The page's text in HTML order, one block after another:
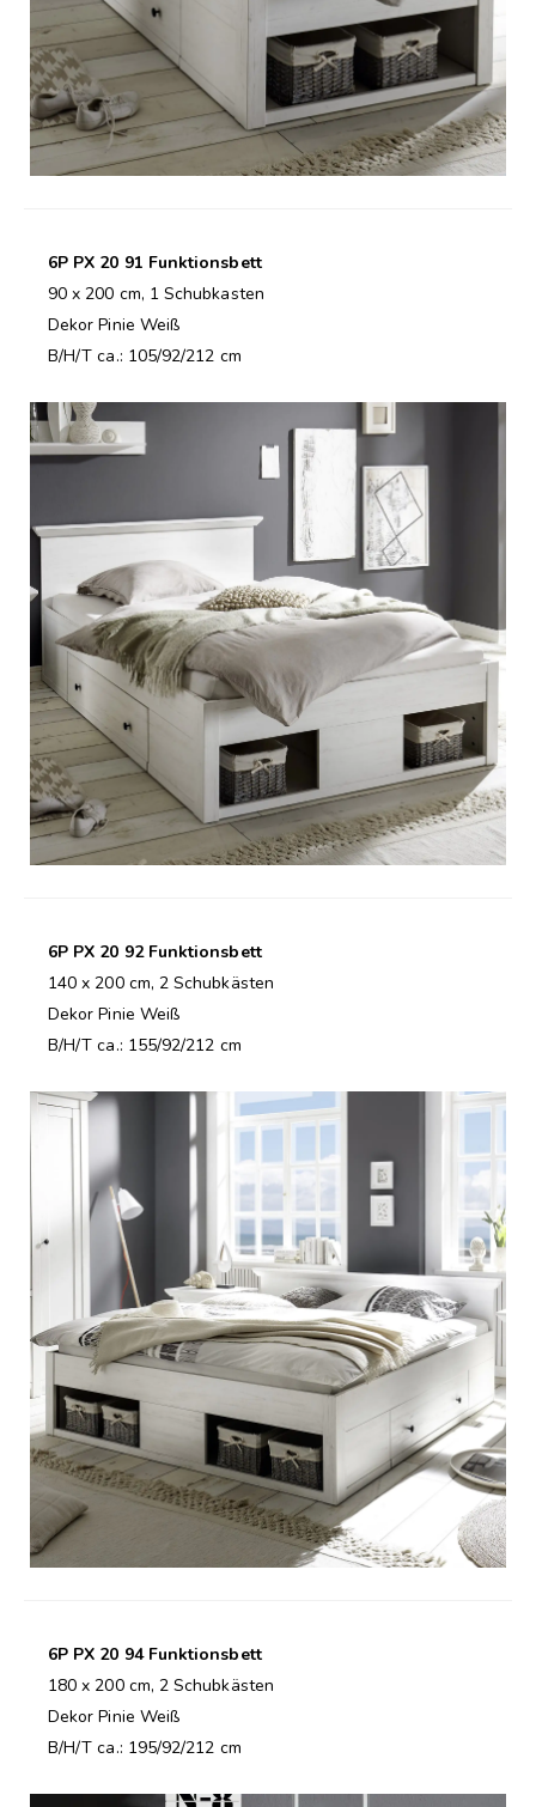
6P PX 20 91 Funktionsbett
90 x 200 cm, 1 Schubkasten
Dekor Pinie Weiß
B/H/T ca.: 105/92/212 cm
6P PX 20 92 Funktionsbett
140 x 200 cm, 2 Schubkästen
Dekor Pinie Weiß
B/H/T ca.: 155/92/212 cm
6P PX 20 94 Funktionsbett
180 x 200 cm, 2 Schubkästen
Dekor Pinie Weiß
B/H/T ca.: 195/92/212 cm